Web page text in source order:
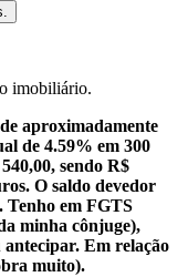
imobiliário.
aproximadamente
de 4.59% em 300
sendo R$
O saldo devedor
Tenho em FGTS
minha cônjuge),
Em relação
muito).